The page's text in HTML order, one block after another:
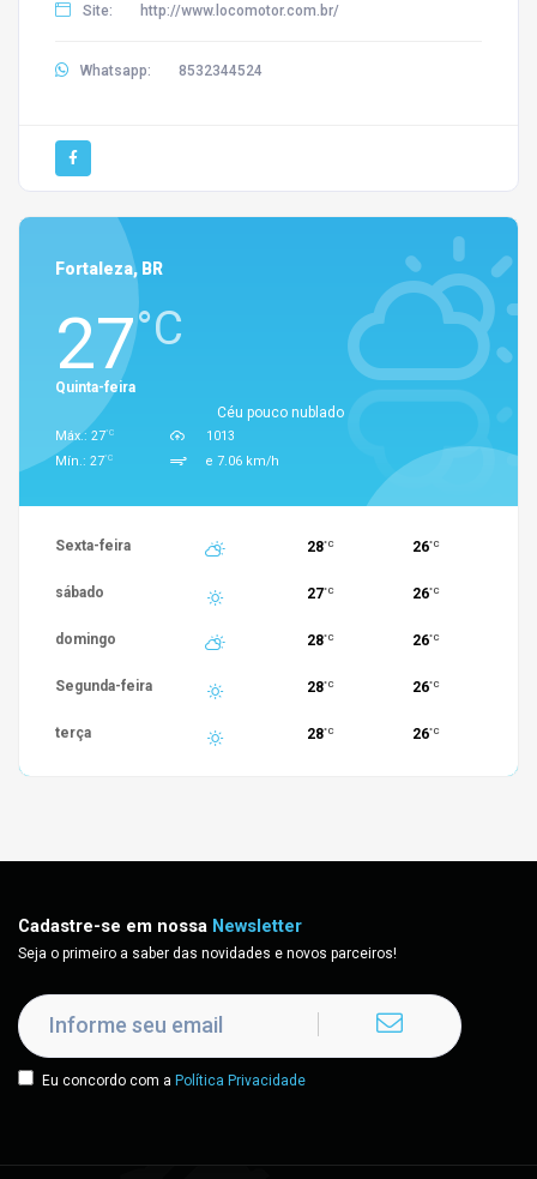
Site: http://www.locomotor.com.br/
Whatsapp: 8532344524
Fortaleza, BR
27°C
Céu pouco nublado
Quinta-feira
Máx.: 27°C
Mín.: 27°C
1013
e 7.06 km/h
Sexta-feira 28°C 26°C
sábado 27°C 26°C
domingo 28°C 26°C
Segunda-feira 28°C 26°C
terça 28°C 26°C
Cadastre-se em nossa Newsletter
Seja o primeiro a saber das novidades e novos parceiros!
Eu concordo com a Política Privacidade